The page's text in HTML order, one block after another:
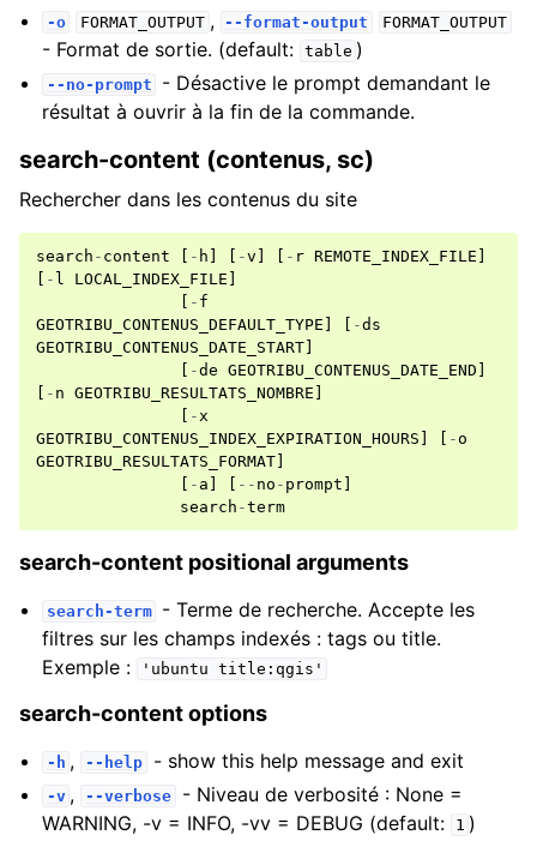
-o FORMAT_OUTPUT , --format-output FORMAT_OUTPUT
- Format de sortie. (default: table )
--no-prompt
- Désactive le prompt demandant le
résultat à ouvrir à la fin de la commande.
search-content (contenus, sc)
Rechercher dans les contenus du site
search - content - h -v - r REMOTE_INDEX_FILE
- l LOCAL_INDEX_FILE
- f
GEOTRIBU_CONTENUS_DEFAULT_TYPE
-ds
GEOTRIBU_CONTENUS_DATE_START
-de GEOTRIBU_CONTENUS_DATE_END
- n GEOTRIBU_RESULTATS_NOMBRE
-x
GEOTRIBU_CONTENUS_INDEX_EXPIRATION_HOURS
-o
GEOTRIBU_RESULTATS_FORMAT
- a -- no - prompt
search -term
search-content positional arguments
search-term
- Terme de recherche. Accepte les
filtres sur les champs indexés : tags ou title.
Exemple :
'ubuntu title:qgis'
search-content options
-h , --help - show this help message and exit
-v , --verbose
- Niveau de verbosité : None =
WARNING, -v = INFO, -vv = DEBUG (default:
1 )